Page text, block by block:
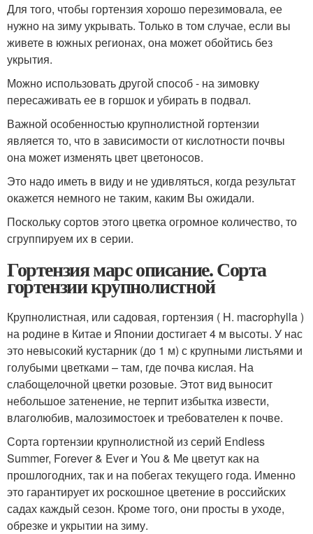
Для того, чтобы гортензия хорошо перезимовала, ее
нужно на зиму укрывать. Только в том случае, если вы
живете в южных регионах, она может обойтись без
укрытия.
Можно использовать другой способ - на зимовку
пересаживать ее в горшок и убирать в подвал.
Важной особенностью крупнолистной гортензии
является то, что в зависимости от кислотности почвы
она может изменять цвет цветоносов.
Это надо иметь в виду и не удивляться, когда результат
окажется немного не таким, каким Вы ожидали.
Поскольку сортов этого цветка огромное количество, то
сгруппируем их в серии.
Гортензия марс описание. Сорта
гортензии крупнолистной
Крупнолистная, или садовая, гортензия ( H. macrophylla )
на родине в Китае и Японии достигает 4 м высоты. У нас
это невысокий кустарник (до 1 м) с крупными листьями и
голубыми цветками – там, где почва кислая. На
слабощелочной цветки розовые. Этот вид выносит
небольшое затенение, не терпит избытка извести,
влаголюбив, малозимостоек и требователен к почве.
Сорта гортензии крупнолистной из серий Endless
Summer, Forever & Ever и You & Me цветут как на
прошлогодних, так и на побегах текущего года. Именно
это гарантирует их роскошное цветение в российских
садах каждый сезон. Кроме того, они просты в уходе,
обрезке и укрытии на зиму.